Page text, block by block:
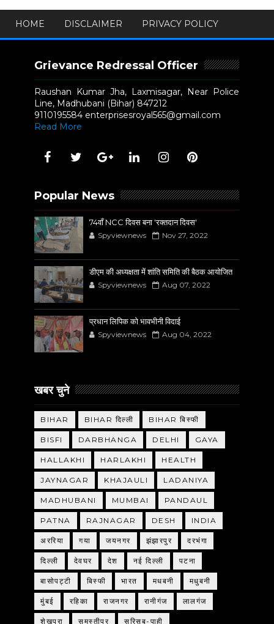
HOME DISCLAIMER PRIVACY POLICY
Grievance Redressal Officer
Raushan Kumar Jha, Laxmisagar, Near Police
Line, Madhubani (Bihar) 847212
9110195584 enterprisesroyal565@gmail.com
Read More
Popular News
74वाँ NCC दिवस बना 'रक्तदान दिवस'
Spyviewnews Nov 27, 2022
डीएम की अध्यक्षता में शांति समिति की बैठक आयोजित
Spyviewnews Aug 07, 2022
प्रधान लिपिक को भावभीनी विदाई
Spyviewnews Aug 04, 2022
खबर चुने
BIHAR BIHAR दिल्ली BIHAR बिस्फी
BISFI DARBHANGA DELHI GAYA
HALLAKHI HARLAKHI HEALTH
JAYNAGAR KHAJAULI LADANIYA
MADHUBANI MUMBAI PANDAUL
PATNA RAJNAGAR DESH INDIA
अररिया गया जयनगर झंझारपुर दरभंगा
दिल्ली देवघर देश नई दिल्ली पटना
बासोपट्टी बिस्फी भारत मधबनी मधुबनी
मुंबई रहिका राजनगर रानीगंज लालगंज
शेखपुरा समस्तीपुर सरिसब-पाही